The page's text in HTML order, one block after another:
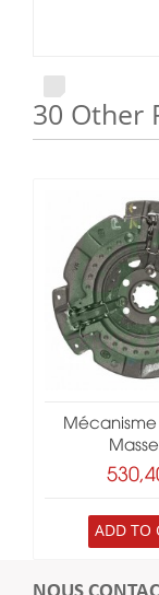
30 Other
ADD TO